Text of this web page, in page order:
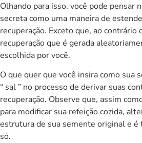
Olhando para isso, você pode pensar
secreta como uma maneira de
recuperação. Exceto que, ao contrário
recuperação que é gerada
escolhida por você.
O que quer que você insira como sua
“ sal ” no processo de derivar suas
recuperação. Observe que, assim
para modificar sua refeição cozida,
estrutura de sua semente original e
só.